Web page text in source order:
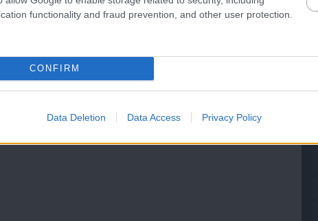
functionality and fraud prevention, and other user protection.
CONFIRM
Data Deletion Data Access Privacy Policy